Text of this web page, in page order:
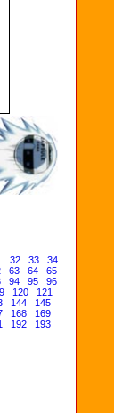
32 33
34
63 64
65
94 95
96
120
121
144
145
168
169
192
193